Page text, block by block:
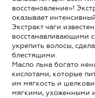
восстановление»!
оказывает
Экстракт чаги
восстанавливающими
укрепить волосы,
блестящими.
Масло льна богато
кислотами, которые
им мягкость и
мягкими, ухоженными